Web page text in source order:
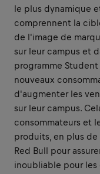
le plus dynamique
comprennent la
de l'image de
sur leur campus et
programme
nouveaux
d'augmenter les
sur leur campus.
consommateurs et
produits, en plus
Red Bull pour
inoubliable pour les